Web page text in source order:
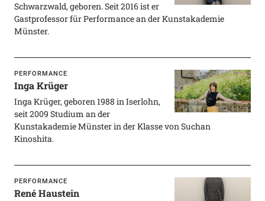
Schwarzwald, geboren. Seit 2016 ist er
Gastprofessor für Performance an der Kunstakademie
Münster.
PERFORMANCE
Inga Krüger
Inga Krüger, geboren 1988 in Iserlohn,
seit 2009 Studium an der
Kunstakademie Münster in der Klasse von Suchan
Kinoshita.
PERFORMANCE
René Haustein